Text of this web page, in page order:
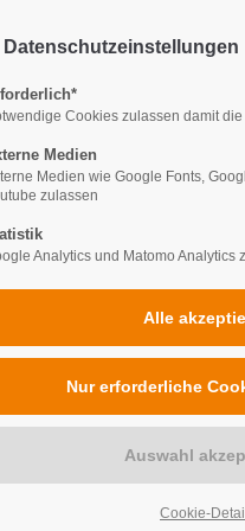
sit amet:
for our
- 5:00pm(GMT
Datenschutzeinstellungen
Cookies zulassen damit
Medien
Medien wie Google Fonts,
zulassen
Analytics und Matomo Analytics
Cookie-